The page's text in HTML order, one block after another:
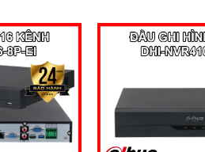
map, PPE detection